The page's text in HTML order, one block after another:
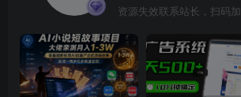
资源失效联系站长，扫码